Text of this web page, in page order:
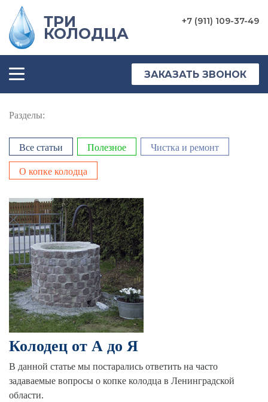
ГЛАВНАЯ
УСЛУГИ
ЦЕНЫ
ФОТО
ОТЗЫВЫ
О
КОМПАНИИ
КОНТАКТЫ
ТРИ
КОЛОДЦА
+7 (911) 109-37-49
ЗАКАЗАТЬ ЗВОНОК
Разделы:
Все статьи Полезное Чистка и ремонт
О копке колодца
Колодец от А до Я
В данной статье мы постарались ответить на часто
задаваемые вопросы о копке колодца в Ленинградской
области.